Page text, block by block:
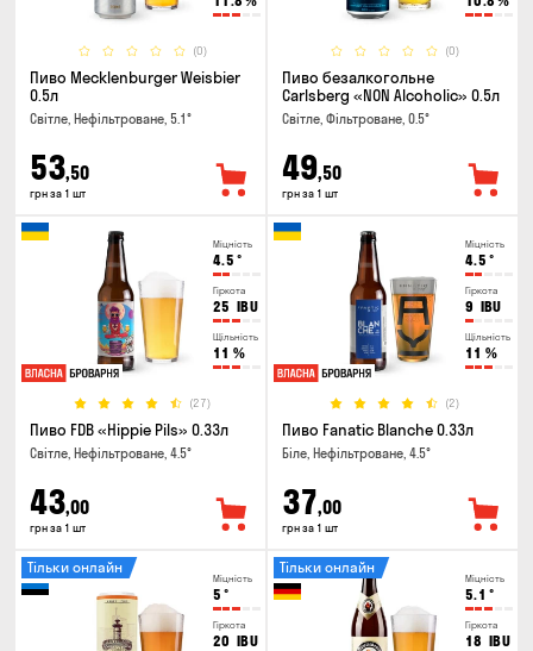
(0)
Пиво Mecklenburger Weisbier
0.5л
Світле, Нефільтроване, 5.1°
53,50
грн за 1 шт
(0)
Пиво безалкогольне
Carlsberg «NON Alcoholic» 0.5л
Світле, Фільтроване, 0.5°
49,50
грн за 1 шт
Міцність
4.5 °
Гіркота
25 IBU
Щільність
11 %
(27)
Пиво FDB «Hippie Pils» 0.33л
Світле, Нефільтроване, 4.5°
43,00
грн за 1 шт
Міцність
4.5 °
Гіркота
9 IBU
Щільність
11 %
(2)
Пиво Fanatic Blanche 0.33л
Біле, Нефільтроване, 4.5°
37,00
грн за 1 шт
Міцність
5 °
Гіркота
20 IBU
Тільки онлайн
Міцність
5.1 °
Гіркота
18 IBU
Тільки онлайн